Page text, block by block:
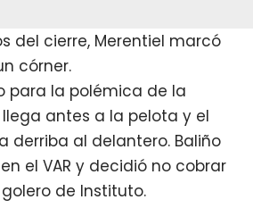
del cierre, Merentiel marcó
córner.
para la polémica de la
antes a la pelota y el
derriba al delantero. Baliño
el VAR y decidió no cobrar
de Instituto.